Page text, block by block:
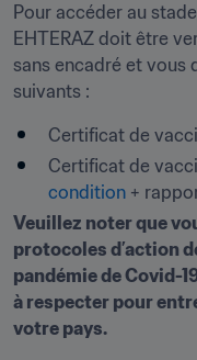
Pour accéder au
EHTERAZ doit être
sans encadré et vous
suivants :
Certificat de
Certificat de
condition +
Veuillez noter que
protocoles d’action
pandémie de Covid-
à respecter pour
votre pays.